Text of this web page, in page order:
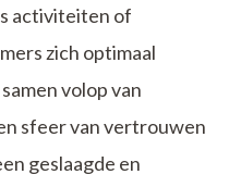
activiteiten of
zich optimaal
volop van
sfeer van vertrouwen
geslaagde en